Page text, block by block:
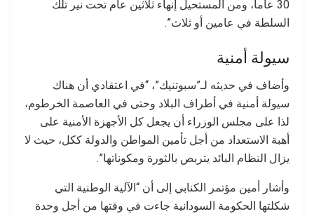
30 عاما، ومن المستحيل إنهاء ثلاثين عام تحت نير تلك
السلطة في عامين أو ثلاث”.
سيولة أمنية
وأضاف في حديثه لـ”سبوتنيك”، “في اعتقادي أن هناك
سيولة أمنية في أطراف البلاد وحتى في العاصمة الخرطوم،
لذا على مجلس الوزراء أن يجعل كل الأجهزة الأمنية على
أهبة الاستعداد من أجل تأمين المواطن والدولة ككل، حيث لا
يزال النظام البائد يتربص بالثورة ومكوناتها”.
وأشار أمين مؤتمر الكنابي إلى أن “الآلية الوطنية التي
شكلتها الحكومة السودانية جاءت في وقتها من أجل وحدة